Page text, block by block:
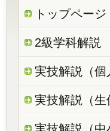
トップページ
2級学科解説
実技解説（個
実技解説（生